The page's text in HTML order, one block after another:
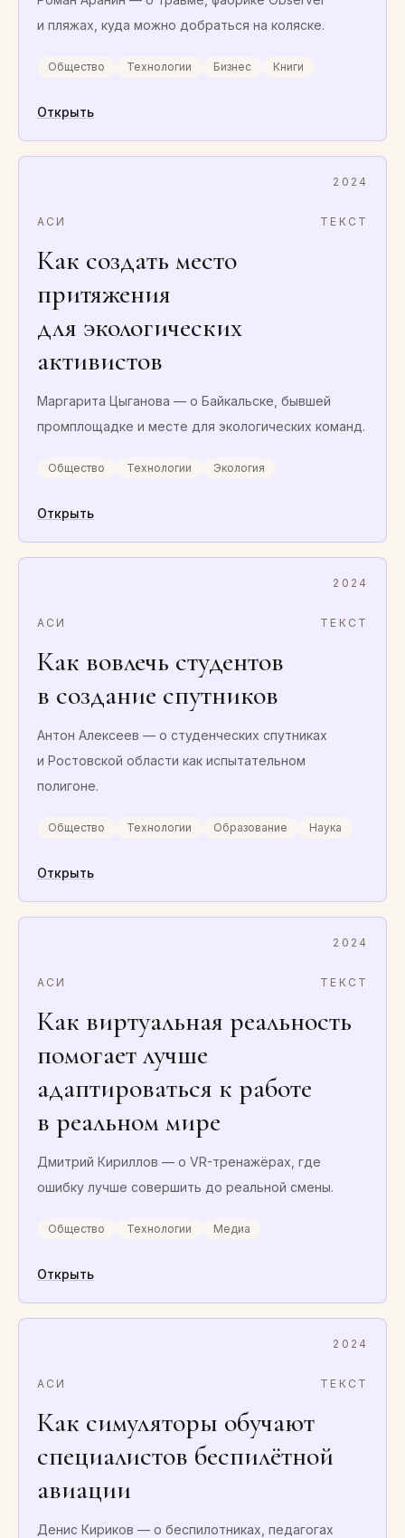
и пляжах, куда можно добраться на коляске.
Общество Технологии Бизнес Книги
Открыть
2024
АСИ ТЕКСТ
Как создать место
притяжения
для экологических
активистов
Маргарита Цыганова — о Байкальске, бывшей
промплощадке и месте для экологических команд.
Общество Технологии Экология
Открыть
2024
АСИ ТЕКСТ
Как вовлечь студентов
в создание спутников
Антон Алексеев — о студенческих спутниках
и Ростовской области как испытательном
полигоне.
Общество Технологии Образование Наука
Открыть
2024
АСИ ТЕКСТ
Как виртуальная реальность
помогает лучше
адаптироваться к работе
в реальном мире
Дмитрий Кириллов — о VR-тренажёрах, где
ошибку лучше совершить до реальной смены.
Общество Технологии Медиа
Открыть
2024
АСИ ТЕКСТ
Как симуляторы обучают
специалистов беспилётной
авиации
Денис Кириков — о беспилотниках, педагогах